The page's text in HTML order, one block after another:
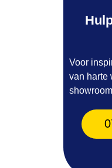
Voor
van harte